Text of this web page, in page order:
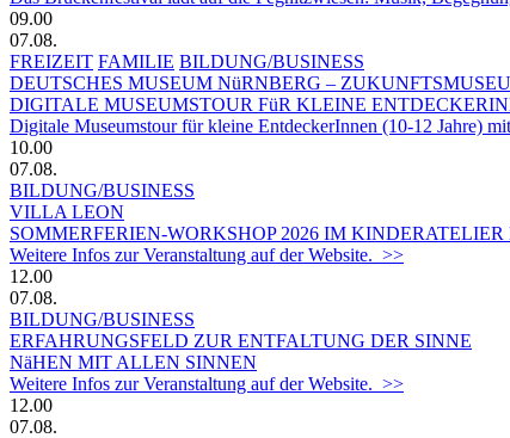
09.00
07.08.
FREIZEIT FAMILIE BILDUNG/BUSINESS
DEUTSCHES MUSEUM NüRNBERG –
DIGITALE MUSEUMSTOUR FüR KLEINE
Digitale Museumstour für kleine EntdeckerInnen (10-12 Jahre)
10.00
07.08.
BILDUNG/BUSINESS
VILLA LEON
SOMMERFERIEN-WORKSHOP 2026 IM
Weitere Infos zur Veranstaltung auf der Website. >>
12.00
07.08.
BILDUNG/BUSINESS
ERFAHRUNGSFELD ZUR ENTFALTUNG DER SINNE
NäHEN MIT ALLEN SINNEN
Weitere Infos zur Veranstaltung auf der Website. >>
12.00
07.08.